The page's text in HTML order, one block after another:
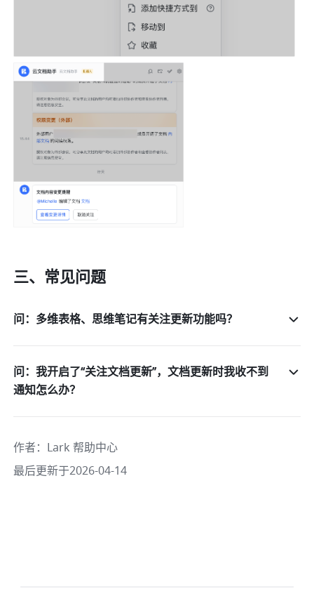
三、常见问题
问：多维表格、思维笔记有关注更新功能吗？
问：我开启了“关注文档更新”，文档更新时我收不到
通知怎么办？
作者： Lark 帮助中心
最后更新于2026-04-14